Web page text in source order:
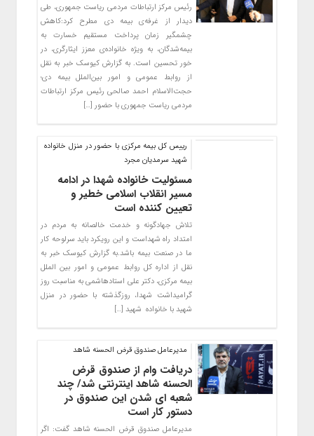
رئیس مرکز ارتباطات مردمی ریاست جمهوری، طی
دیدار از غرفه‌ی بیمه دی مطرح کرد:کاهش
چشمگیر زمان پرداخت مستقیم خسارت به
بیمه‌شدگان، به ویژه خانواده‌‌ی معزز ایثارگری، در
خور تحسین است. به گزارش کیوسک خبر به نقل
از روابط عمومی و امور بین‌الملل بیمه دی؛
حجت‌الاسلام احمد صالحی رئیس مرکز ارتباطات
مردمی ریاست جمهوری با حضور […]
رییس کل بیمه مرکزی با حضور در منزل خانواده
شهید سرمدیان مجرد
مسئولیت خانواده شهدا در ادامه
مسیر انقلاب اسلامی خطیر و
تعیین کننده است
تلاش جهادگونه و خدمت خالصانه به مردم در
امتداد راه شهداست و این رویکرد باید سرلوحه کار
ما در صنعت بیمه باشد.به گزارش کیوسک خبر به
نقل از اداره کل روابط عمومی و امور بین الملل
بیمه مرکزی، دکتر علی استادهاشمی به مناسبت روز
گرامیداشت شهدا، روزگذشته با حضور در منزل
شهید با خانواده شهید […]
مدیرعامل صندوق قرض الحسنه شاهد
دریافت وام از صندوق قرض
الحسنه شاهد اینترنتی شد/ چند
شعبه ای شدن این صندوق در
دستور کار است
مدیرعامل صندوق قرض الحسنه شاهد گفت: اگر